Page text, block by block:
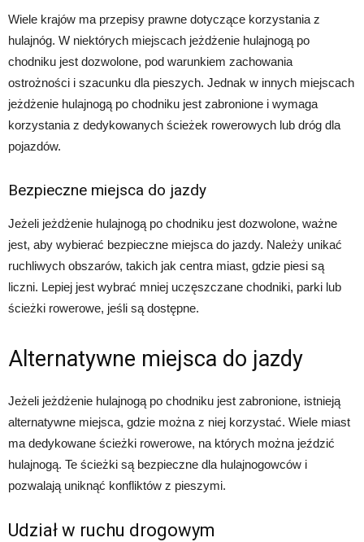
Wiele krajów ma przepisy prawne dotyczące korzystania z
hulajnóg. W niektórych miejscach jeżdżenie hulajnogą po
chodniku jest dozwolone, pod warunkiem zachowania
ostrożności i szacunku dla pieszych. Jednak w innych miejscach
jeżdżenie hulajnogą po chodniku jest zabronione i wymaga
korzystania z dedykowanych ścieżek rowerowych lub dróg dla
pojazdów.
Bezpieczne miejsca do jazdy
Jeżeli jeżdżenie hulajnogą po chodniku jest dozwolone, ważne
jest, aby wybierać bezpieczne miejsca do jazdy. Należy unikać
ruchliwych obszarów, takich jak centra miast, gdzie piesi są
liczni. Lepiej jest wybrać mniej uczęszczane chodniki, parki lub
ścieżki rowerowe, jeśli są dostępne.
Alternatywne miejsca do jazdy
Jeżeli jeżdżenie hulajnogą po chodniku jest zabronione, istnieją
alternatywne miejsca, gdzie można z niej korzystać. Wiele miast
ma dedykowane ścieżki rowerowe, na których można jeździć
hulajnogą. Te ścieżki są bezpieczne dla hulajnogowców i
pozwalają uniknąć konfliktów z pieszymi.
Udział w ruchu drogowym